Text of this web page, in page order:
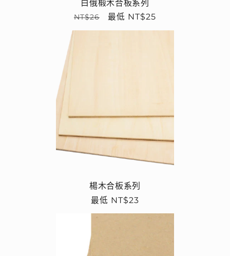
白俄椴木合板系列
定
NT$26
售
最低 NT$25
楊木合板系列
定
最低 NT$23